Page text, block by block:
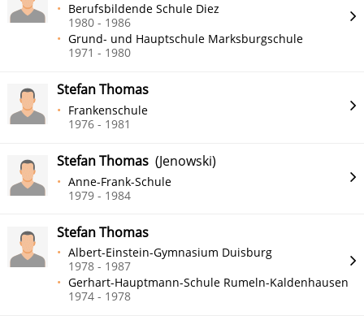
Berufsbildende Schule Diez
1980 - 1986
Grund- und Hauptschule Marksburgschule
1971 - 1980
Stefan Thomas
Frankenschule
1976 - 1981
Stefan Thomas (Jenowski)
Anne-Frank-Schule
1979 - 1984
Stefan Thomas
Albert-Einstein-Gymnasium Duisburg
1978 - 1987
Gerhart-Hauptmann-Schule Rumeln-Kaldenhausen
1974 - 1978